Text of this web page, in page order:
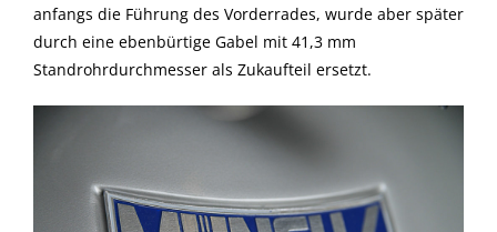
anfangs die Führung des Vorderrades, wurde aber später
durch eine ebenbürtige Gabel mit 41,3 mm
Standrohrdurchmesser als Zukaufteil ersetzt.